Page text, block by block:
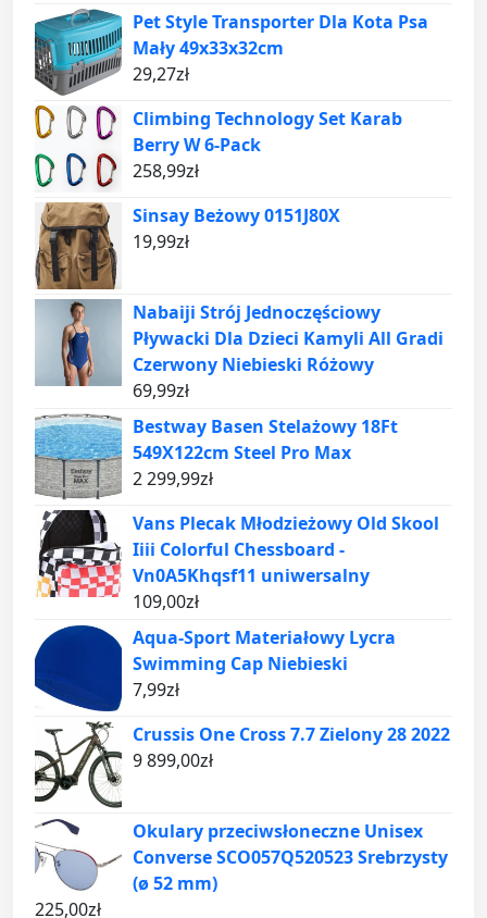
Pet Style Transporter Dla Kota Psa
Mały 49x33x32cm
29,27zł
Climbing Technology Set Karab
Berry W 6-Pack
258,99zł
Sinsay Beżowy 0151J80X
19,99zł
Nabaiji Strój Jednoczęściowy
Pływacki Dla Dzieci Kamyli All Gradi
Czerwony Niebieski Różowy
69,99zł
Bestway Basen Stelażowy 18Ft
549X122cm Steel Pro Max
2 299,99zł
Vans Plecak Młodzieżowy Old Skool
Iiii Colorful Chessboard -
Vn0A5Khqsf11 uniwersalny
109,00zł
Aqua-Sport Materiałowy Lycra
Swimming Cap Niebieski
7,99zł
Crussis One Cross 7.7 Zielony 28 2022
9 899,00zł
Okulary przeciwsłoneczne Unisex
Converse SCO057Q520523 Srebrzysty
(ø 52 mm)
225,00zł